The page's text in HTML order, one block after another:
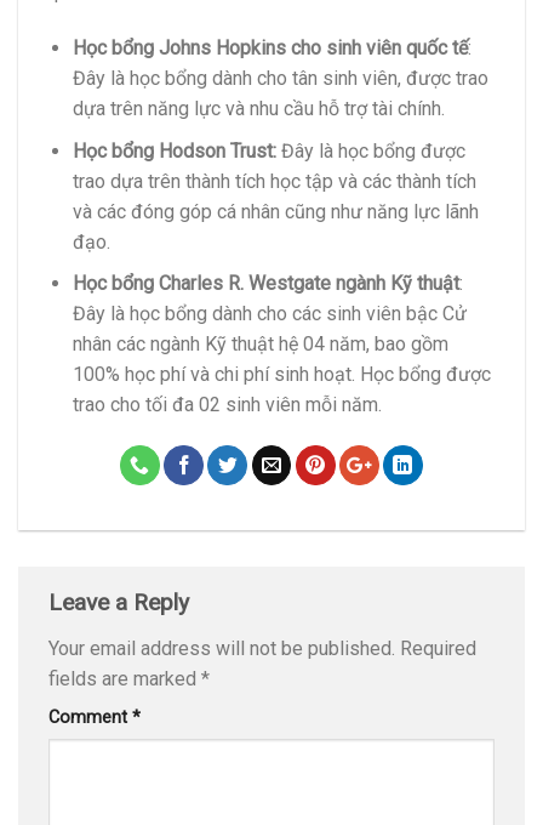
Học bổng Johns Hopkins cho sinh viên quốc tế:
Đây là học bổng dành cho tân sinh viên, được trao
dựa trên năng lực và nhu cầu hỗ trợ tài chính.
Học bổng Hodson Trust:Đây là học bổng được
trao dựa trên thành tích học tập và các thành tích
và các đóng góp cá nhân cũng như năng lực lãnh
đạo.
Học bổng Charles R. Westgate ngành Kỹ thuật:
Đây là học bổng dành cho các sinh viên bậc Cử
nhân các ngành Kỹ thuật hệ 04 năm, bao gồm
100% học phí và chi phí sinh hoạt. Học bổng được
trao cho tối đa 02 sinh viên mỗi năm.
Leave a Reply
Your email address will not be published. Required
fields are marked *
Comment *